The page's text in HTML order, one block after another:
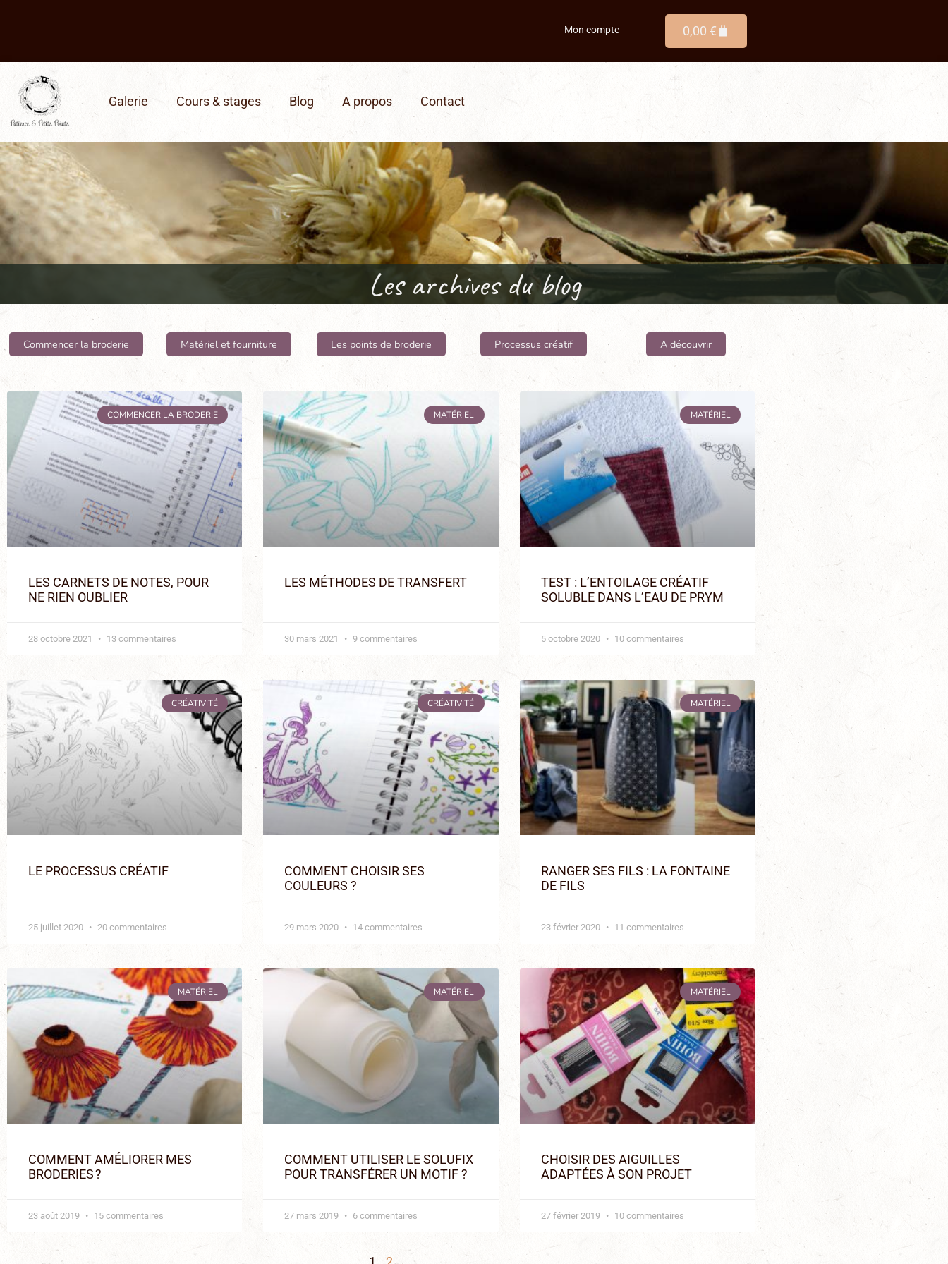
Mon compte 0,00 €
Galerie Cours & stages Blog A propos Contact
Les archives du blog
Commencer la broderie Matériel et fourniture Les points de broderie Processus créatif A découvrir
COMMENCER LA BRODERIE
LES CARNETS DE NOTES, POUR
NE RIEN OUBLIER
28 octobre 2021 13 commentaires
MATÉRIEL
LES MÉTHODES DE TRANSFERT
30 mars 2021 9 commentaires
MATÉRIEL
TEST : L’ENTOILAGE CRÉATIF
SOLUBLE DANS L’EAU DE PRYM
5 octobre 2020 10 commentaires
CRÉATIVITÉ
LE PROCESSUS CRÉATIF
25 juillet 2020 20 commentaires
CRÉATIVITÉ
COMMENT CHOISIR SES
COULEURS ?
29 mars 2020 14 commentaires
MATÉRIEL
RANGER SES FILS : LA FONTAINE
DE FILS
23 février 2020 11 commentaires
MATÉRIEL
COMMENT AMÉLIORER MES
BRODERIES ?
23 août 2019 15 commentaires
MATÉRIEL
COMMENT UTILISER LE SOLUFIX
POUR TRANSFÉRER UN MOTIF ?
27 mars 2019 6 commentaires
MATÉRIEL
CHOISIR DES AIGUILLES
ADAPTÉES À SON PROJET
27 février 2019 10 commentaires